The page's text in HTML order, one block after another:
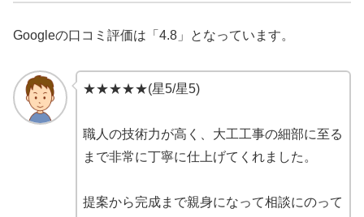
Googleの口コミ評価は「4.8」となっています。
★★★★★(星5/星5)
職人の技術力が高く、大工工事の細部に至る
まで非常に丁寧に仕上げてくれました。
提案から完成まで親身になって相談にのって